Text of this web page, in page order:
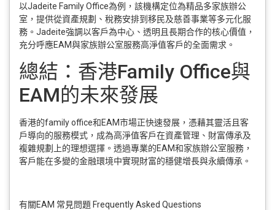
以Jadeite Family Office為例，該機構定位為精品多家族辦公
室，提供從資產規劃、稅務安排到移民及慈善事業等多元化服
務。Jadeite強調以客戶為中心、透明且長期合作的核心價值，
充分呼應EAM與家族辦公室服務高淨值客戶的全面需求。
總結：香港Family Office與
EAM的未來發展
香港的family office和EAM市場正快速發展，憑藉其靈活且客
戶導向的服務模式，成為高淨值客戶在資產管理、財富傳承及
複雜規劃上的理想選擇。透過專業的EAM和家族辦公室服務，
客戶能在多變的金融環境中實現財富的穩健增長與永續傳承。
有關EAM 常見問題 Frequently Asked Questions